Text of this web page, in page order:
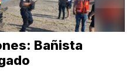
Bañista